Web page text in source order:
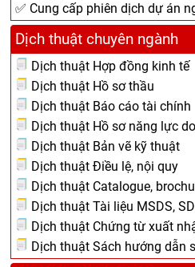
✅ Cung cấp phiên dịch dự án
Dịch thuật chuyên ngành
Dịch thuật Hợp đồng kinh tế
Dịch thuật Hồ sơ thầu
Dịch thuật Báo cáo tài chính
Dịch thuật Hồ sơ năng lực
Dịch thuật Bản vẽ kỹ thuật
Dịch thuật Điều lệ, nội quy
Dịch thuật Catalogue,
Dịch thuật Tài liệu MSDS,
Dịch thuật Chứng từ xuất
Dịch thuật Sách hướng dẫn